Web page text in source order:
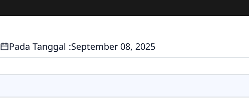
Pada Tanggal :September 08, 2025